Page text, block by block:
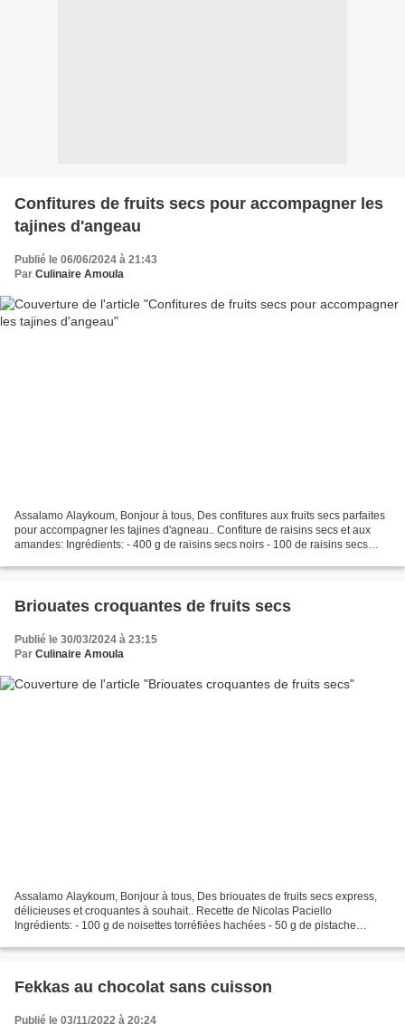
Confitures de fruits secs pour accompagner les
tajines d'angeau
Publié le 06/06/2024 à 21:43
Par Culinaire Amoula
Assalamo Alaykoum, Bonjour à tous, Des confitures aux fruits secs parfaites
pour accompagner les tajines d'agneau.. Confiture de raisins secs et aux
amandes: Ingrédients: - 400 g de raisins secs noirs - 100 de raisins secs
Briouates croquantes de fruits secs
Publié le 30/03/2024 à 23:15
Par Culinaire Amoula
Assalamo Alaykoum, Bonjour à tous, Des briouates de fruits secs express,
délicieuses et croquantes à souhait.. Recette de Nicolas Paciello
Ingrédients: - 100 g de noisettes torréfiées hachées - 50 g de pistache
Fekkas au chocolat sans cuisson
Publié le 03/11/2022 à 20:24